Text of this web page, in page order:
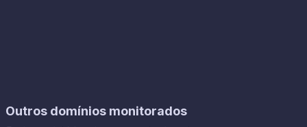
Outros domínios monitorados